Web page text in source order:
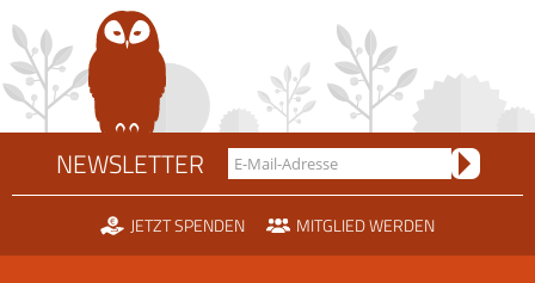
NEWSLETTER
JETZT SPENDEN MITGLIED WERDEN